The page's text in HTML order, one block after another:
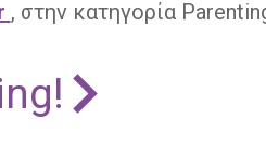
, στην κατηγορία